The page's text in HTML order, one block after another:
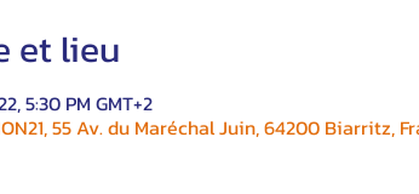
et lieu
5:30 PM GMT+2
55 Av. du Maréchal Juin, 64200 Biarritz,